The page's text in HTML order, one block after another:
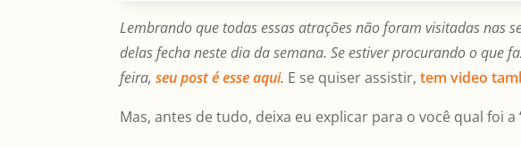
Lembrando que todas essas atrações não foram visitadas nas
delas fecha neste dia da semana. Se estiver procurando o que
feira,seu post é esse aqui. E se quiser assistir, tem video
Mas, antes de tudo, deixa eu explicar para o você qual foi a